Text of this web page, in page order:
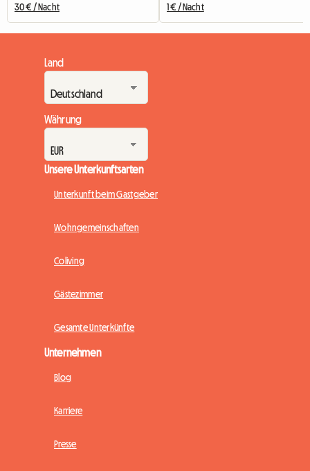
30 € / Nacht 1 € / Nacht
Land
Währung
Unsere Unterkunftsarten
Unterkunft beim Gastgeber
Wohngemeinschaften
Coliving
Gästezimmer
Gesamte Unterkünfte
Unternehmen
Blog
Karriere
Presse